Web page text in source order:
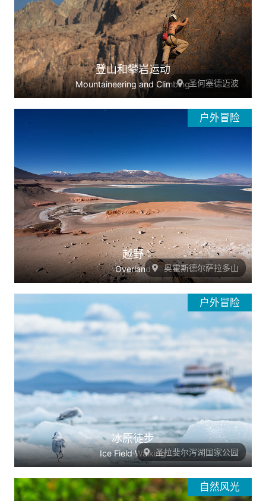
登山和攀岩运动
Mountaineering and Climbing圣何塞德迈波
越野
Overland
户外冒险
奥霍斯德尔萨拉多山
冰原徒步
Ice Field Walking
户外冒险
圣拉斐尔泻湖国家公园
自然风光